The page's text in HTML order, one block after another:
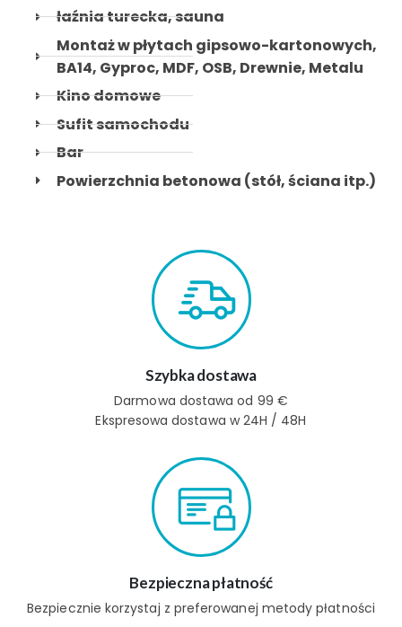
łaźnia turecka, sauna
Montaż w płytach gipsowo-kartonowych,
BA14, Gyproc, MDF, OSB, Drewnie, Metalu
Kino domowe
Sufit samochodu
Bar
Powierzchnia betonowa (stół, ściana itp.)
Szybka dostawa
Darmowa dostawa od 99 €
Ekspresowa dostawa w 24H / 48H
Bezpieczna płatność
Bezpiecznie korzystaj z preferowanej metody płatności